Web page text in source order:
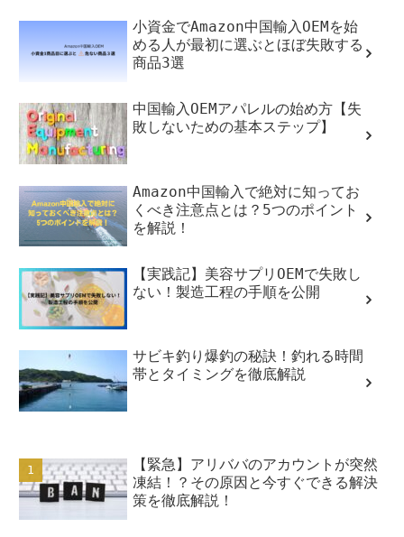
小資金でAmazon中国輸入OEMを始
める人が最初に選ぶとほぼ失敗する
商品3選
中国輸入OEMアパレルの始め方【失
敗しないための基本ステップ】
Amazon中国輸入で絶対に知ってお
くべき注意点とは？5つのポイント
を解説！
【実践記】美容サプリOEMで失敗し
ない！製造工程の手順を公開
サビキ釣り爆釣の秘訣！釣れる時間
帯とタイミングを徹底解説
【緊急】アリババのアカウントが突然
凍結！？その原因と今すぐできる解決
策を徹底解説！